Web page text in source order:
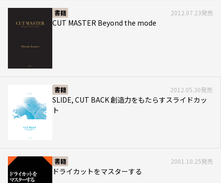
書籍 2012.07.23発売
CUT MASTER Beyond the mode
書籍 2012.05.30発売
SLIDE, CUT BACK 創造力をもたらすスライドカッ
ト
書籍 2001.10.25発売
ドライカットをマスターする